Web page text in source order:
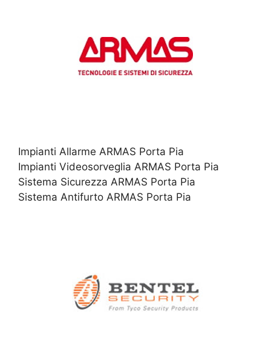
Impianti Allarme ARMAS Porta Pia
Impianti Videosorveglia ARMAS Porta Pia
Sistema Sicurezza ARMAS Porta Pia
Sistema Antifurto ARMAS Porta Pia